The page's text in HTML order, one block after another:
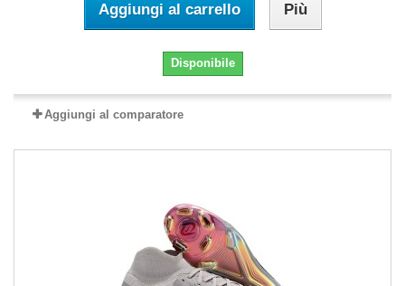
Aggiungi al carrello Più
Disponibile
Aggiungi al comparatore